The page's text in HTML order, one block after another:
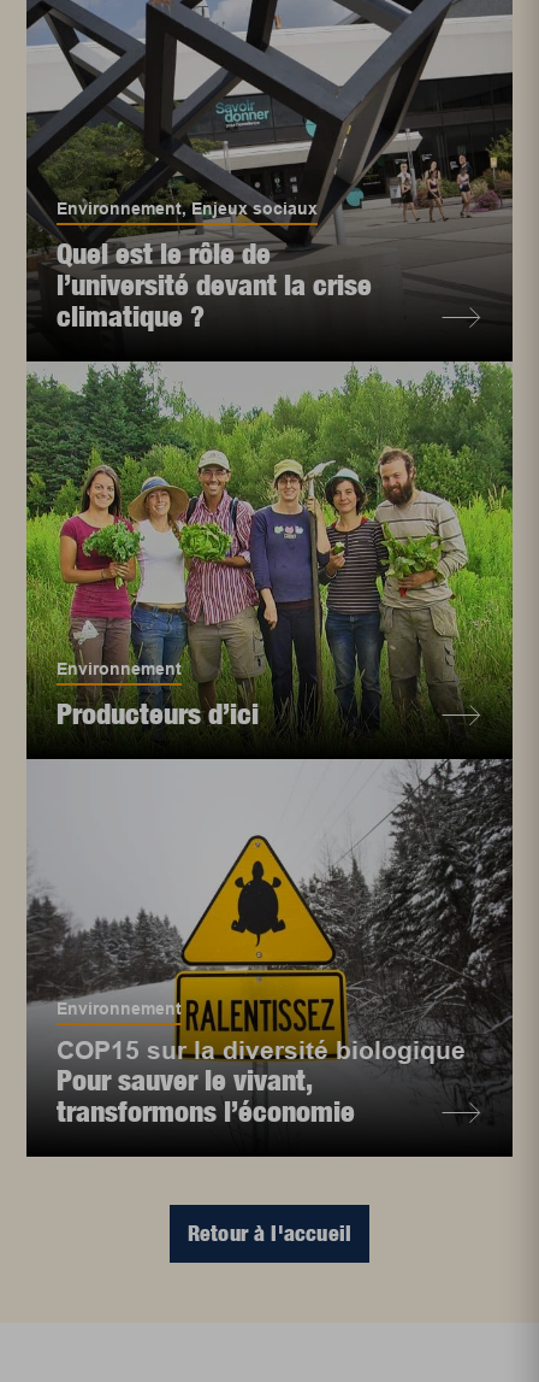
Environnement,Enjeux sociaux
Quel est le rôle de
l’université devant la crise
climatique ?
Environnement
Producteurs d’ici
Environnement
COP15 sur la diversité biologique
Pour sauver le vivant,
transformons l’économie
Retour à l'accueil